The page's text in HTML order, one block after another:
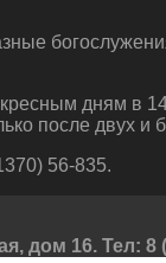
дням в
после двух и
56-835.
дом 16. Тел: 8